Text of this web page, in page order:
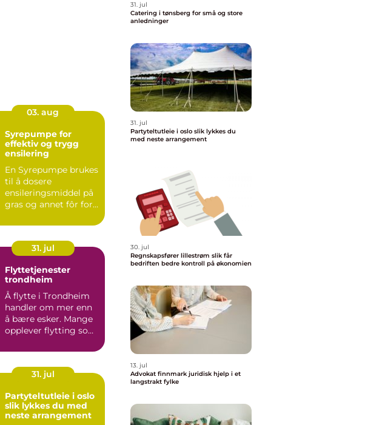
03. aug
Syrepumpe for
effektiv og trygg
ensilering
En Syrepumpe brukes
til å dosere
ensileringsmiddel på
gras og annet fôr for
konservering...
31. jul
Flyttetjenester
trondheim
Å flytte i Trondheim
handler om mer enn
å bære esker. Mange
opplever flytting som
31. jul
Partyteltutleie i oslo
slik lykkes du med
neste arrangement
31. jul
Catering i tønsberg for små og store
anledninger
31. jul
Partyteltutleie i oslo slik lykkes du
med neste arrangement
30. jul
Regnskapsfører lillestrøm slik får
bedriften bedre kontroll på økonomien
13. jul
Advokat finnmark juridisk hjelp i et
langstrakt fylke